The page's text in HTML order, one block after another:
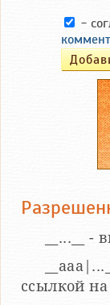
-
__...__
ссылкой на